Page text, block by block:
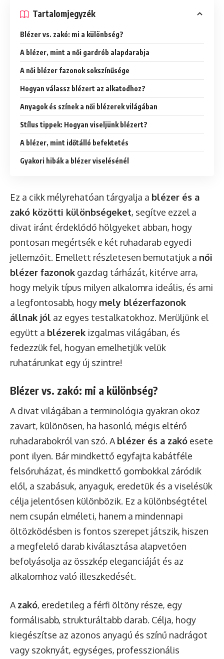
Tartalomjegyzék
Blézer vs. zakó: mi a különbség?
A blézer, mint a női gardrób alapdarabja
A női blézer fazonok sokszínűsége
Hogyan válassz blézert az alkatodhoz?
Anyagok és színek a női blézerek világában
Stílus tippek: Hogyan viseljünk blézert?
A blézer, mint időtálló befektetés
Gyakori hibák a blézer viselésénél
Ez a cikk mélyrehatóan tárgyalja a blézer és a
zakó közötti különbségeket, segítve ezzel a
divat iránt érdeklődő hölgyeket abban, hogy
pontosan megértsék e két ruhadarab egyedi
jellemzőit. Emellett részletesen bemutatjuk a női
blézer fazonok gazdag tárházát, kitérve arra,
hogy melyik típus milyen alkalomra ideális, és ami
a legfontosabb, hogy mely blézerfazonok
állnak jól az egyes testalkatokhoz. Merüljünk el
együtt a blézerek izgalmas világában, és
fedezzük fel, hogyan emelhetjük velük
ruhatárunkat egy új szintre!
Blézer vs. zakó: mi a különbség?
A divat világában a terminológia gyakran okoz
zavart, különösen, ha hasonló, mégis eltérő
ruhadarabokról van szó. A blézer és a zakó esete
pont ilyen. Bár mindkettő egyfajta kabátféle
felsőruházat, és mindkettő gombokkal záródik
elől, a szabásuk, anyaguk, eredetük és a viselésük
célja jelentősen különbözik. Ez a különbségtétel
nem csupán elméleti, hanem a mindennapi
öltözködésben is fontos szerepet játszik, hiszen
a megfelelő darab kiválasztása alapvetően
befolyásolja az összkép eleganciáját és az
alkalomhoz való illeszkedését.
A zakó, eredetileg a férfi öltöny része, egy
formálisabb, strukturáltabb darab. Célja, hogy
kiegészítse az azonos anyagú és színű nadrágot
vagy szoknyát, egységes, professzionális